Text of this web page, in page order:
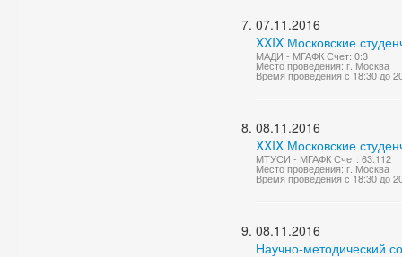
07.11.2016
XXIX Московские
МАДИ - МГАФК Счет: 0:3
Место проведения: г. Москва
Время проведения с 18:30 до
08.11.2016
XXIX Московские
МТУСИ - МГАФК Счет: 63:112
Место проведения: г. Москва
Время проведения с 18:30 до
08.11.2016
Научно-методический